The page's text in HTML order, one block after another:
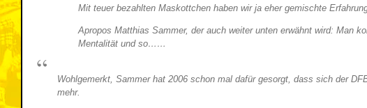
Mit teuer bezahlten Maskottchen haben wir ja eher gemischte
Apropos Matthias Sammer, der auch weiter unten erwähnt wird: Man
Mentalität und so……
Wohlgemerkt, Sammer hat 2006 schon mal dafür gesorgt, dass sich der
mehr.